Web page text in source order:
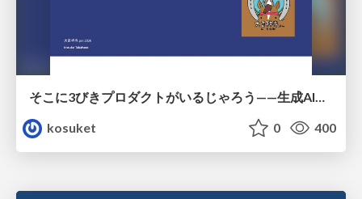
そこに3びきプロダクトがいるじゃろう——生成AI時代における“価値が届かない理由”の構造
kosuket
0 400